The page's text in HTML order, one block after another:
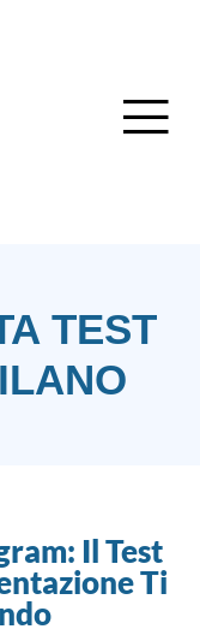
TEST
Il Test
Ti